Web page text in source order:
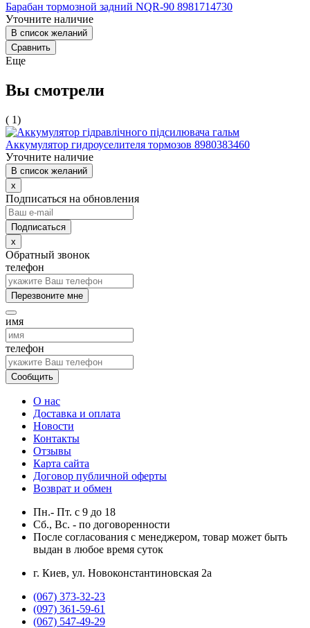
Барабан тормозной задний NQR-90 8981714730
Уточните наличие
В список желаний
Сравнить
Еще
Вы смотрели
( 1)
Аккумулятор гидроуселителя тормозов 8980383460
Уточните наличие
В список желаний
x
Подписаться на обновления
x
Обратный звонок
телефон
Перезвоните мне
имя
телефон
Сообщить
О нас
Доставка и оплата
Новости
Контакты
Отзывы
Карта сайта
Договор публичной оферты
Возврат и обмен
Пн.- Пт. с 9 до 18
Сб., Вс. - по договоренности
После согласования с менеджером, товар может быть
выдан в любое время суток
г. Киев, ул. Новоконстантиновская 2а
(067) 373-32-23
(097) 361-59-61
(067) 547-49-29